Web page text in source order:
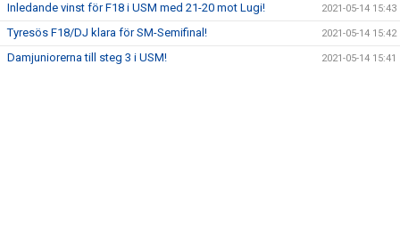
Inledande vinst för F18 i USM med 21-20 mot Lugi! 2021-05-14 15:43
Tyresös F18/DJ klara för SM-Semifinal! 2021-05-14 15:42
Damjuniorerna till steg 3 i USM! 2021-05-14 15:41